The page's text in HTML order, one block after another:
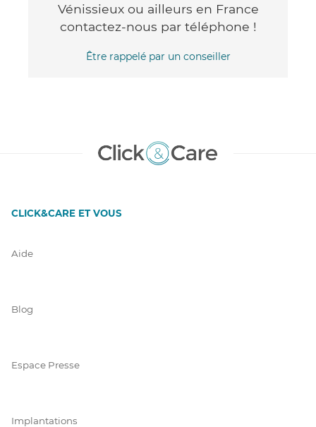
Vénissieux ou ailleurs en France
contactez-nous par téléphone !
Être rappelé par un conseiller
CLICK&CARE ET VOUS
Aide
Blog
Espace Presse
Implantations